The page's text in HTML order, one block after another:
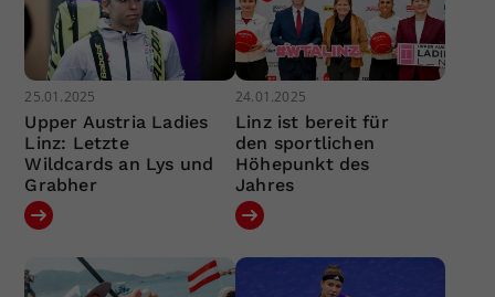
25.01.2025
Upper Austria Ladies
Linz: Letzte
Wildcards an Lys und
Grabher
24.01.2025
Linz ist bereit für
den sportlichen
Höhepunkt des
Jahres